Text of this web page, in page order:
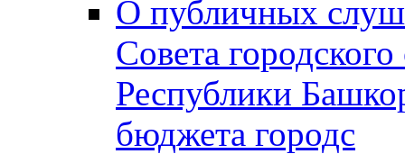
О публичных
Совета
Республики
бюджета городс